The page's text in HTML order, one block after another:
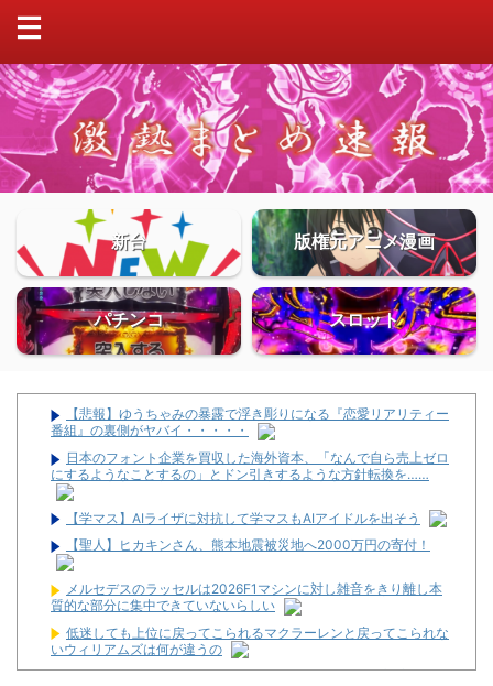
新台 版権元アニメ漫画
パチンコ スロット
【悲報】ゆうちゃみの暴露で浮き彫りになる『恋愛リアリティー
番組』の裏側がヤバイ・・・・・
日本のフォント企業を買収した海外資本、「なんで自ら売上ゼロ
にするようなことするの」とドン引きするような方針転換を……
【学マス】AIライザに対抗して学マスもAIアイドルを出そう
【聖人】ヒカキンさん、熊本地震被災地へ2000万円の寄付！
メルセデスのラッセルは2026F1マシンに対し雑音をきり離し本
質的な部分に集中できていないらしい
低迷しても上位に戻ってこられるマクラーレンと戻ってこられな
いウィリアムズは何が違うの
秋田県職員さん、会見をバスローブ＆喫煙スタイルで対応してし